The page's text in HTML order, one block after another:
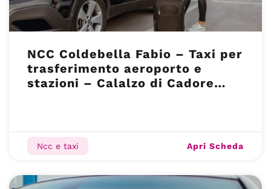
NCC Coldebella Fabio – Taxi per
trasferimento aeroporto e
stazioni – Calalzo di Cadore
Ncc e taxi Apri Scheda